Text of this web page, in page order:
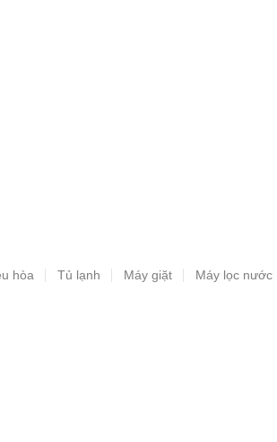
hòa Tủ lạnh Máy giặt Máy lọc nước